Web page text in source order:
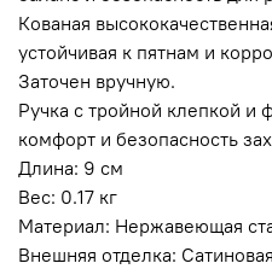
Кованая
устойчивая к пятнам и
Заточен вручную.
Ручка с тройной клепкой
комфорт и безопасность
Длина: 9 см
Вес: 0.17 кг
Материал: Нержавеющая
Внешняя отделка: Сатиновая